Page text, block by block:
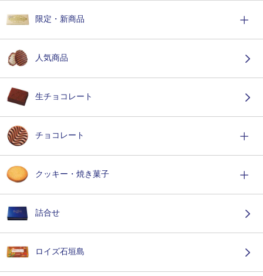
限定・新商品
人気商品
生チョコレート
チョコレート
クッキー・焼き菓子
詰合せ
ロイズ石垣島